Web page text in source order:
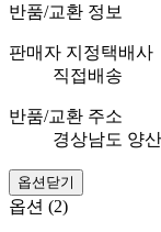
반품/교환 정보
판매자 지정택배사
직접배송
반품/교환 주소
경상남도 양
옵션닫기
옵션 (2)